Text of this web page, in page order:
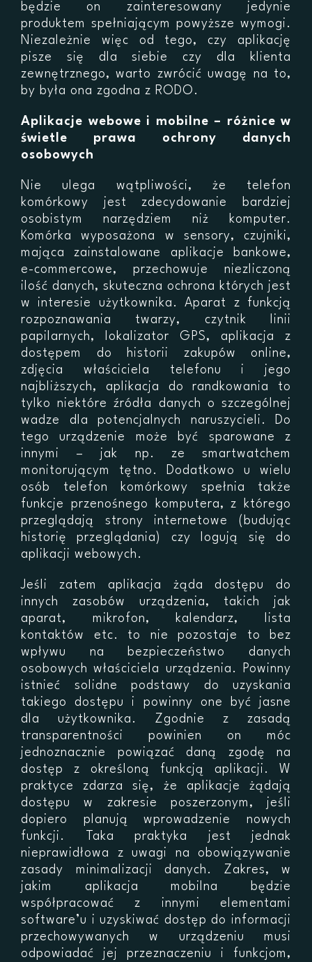
będzie on zainteresowany jedynie
produktem spełniającym powyższe wymogi.
Niezależnie więc od tego, czy aplikację
pisze się dla siebie czy dla klienta
zewnętrznego, warto zwrócić uwagę na to,
by była ona zgodna z RODO.
Aplikacje webowe i mobilne – różnice w
świetle prawa ochrony danych
osobowych
Nie ulega wątpliwości, że telefon
komórkowy jest zdecydowanie bardziej
osobistym narzędziem niż komputer.
Komórka wyposażona w sensory, czujniki,
mająca zainstalowane aplikacje bankowe,
e-commercowe, przechowuje niezliczoną
ilość danych, skuteczna ochrona których jest
w interesie użytkownika. Aparat z funkcją
rozpoznawania twarzy, czytnik linii
papilarnych, lokalizator GPS, aplikacja z
dostępem do historii zakupów online,
zdjęcia właściciela telefonu i jego
najbliższych, aplikacja do randkowania to
tylko niektóre źródła danych o szczególnej
wadze dla potencjalnych naruszycieli. Do
tego urządzenie może być sparowane z
innymi – jak np. ze smartwatchem
monitorującym tętno. Dodatkowo u wielu
osób telefon komórkowy spełnia także
funkcje przenośnego komputera, z którego
przeglądają strony internetowe (budując
historię przeglądania) czy logują się do
aplikacji webowych.
Jeśli zatem aplikacja żąda dostępu do
innych zasobów urządzenia, takich jak
aparat, mikrofon, kalendarz, lista
kontaktów etc. to nie pozostaje to bez
wpływu na bezpieczeństwo danych
osobowych właściciela urządzenia. Powinny
istnieć solidne podstawy do uzyskania
takiego dostępu i powinny one być jasne
dla użytkownika. Zgodnie z zasadą
transparentności powinien on móc
jednoznacznie powiązać daną zgodę na
dostęp z określoną funkcją aplikacji. W
praktyce zdarza się, że aplikacje żądają
dostępu w zakresie poszerzonym, jeśli
dopiero planują wprowadzenie nowych
funkcji. Taka praktyka jest jednak
nieprawidłowa z uwagi na obowiązywanie
zasady minimalizacji danych. Zakres, w
jakim aplikacja mobilna będzie
współpracować z innymi elementami
software’u i uzyskiwać dostęp do informacji
przechowywanych w urządzeniu musi
odpowiadać jej przeznaczeniu i funkcjom,